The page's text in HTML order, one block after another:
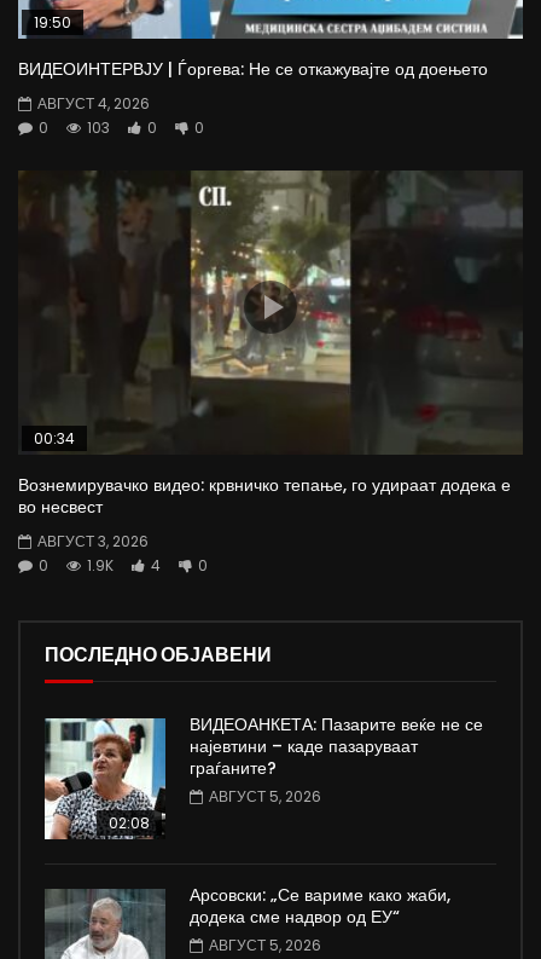
19:50
ВИДЕОИНТЕРВЈУ | Ѓоргева: Не се откажувајте од доењето
АВГУСТ 4, 2026
0
103 0 0
00:34
Вознемирувачко видео: крвничко тепање, го удираат додека е
во несвест
АВГУСТ 3, 2026
0
1.9K 4 0
ПОСЛЕДНО ОБЈАВЕНИ
02:08
ВИДЕОАНКЕТА: Пазарите веќе не се
најевтини – каде пазаруваат
граѓаните?
АВГУСТ 5, 2026
Арсовски: „Се вариме како жаби,
додека сме надвор од ЕУ“
АВГУСТ 5, 2026